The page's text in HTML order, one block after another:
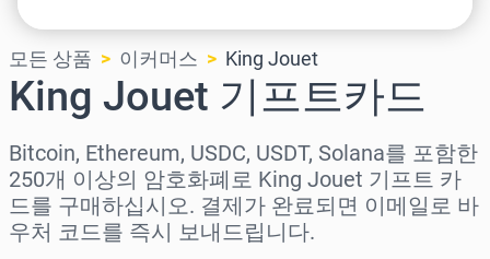
모든 상품 이커머스 King Jouet
King Jouet 기프트카드
Bitcoin, Ethereum, USDC, USDT, Solana를 포함한
250개 이상의 암호화폐로 King Jouet 기프트 카
드를 구매하십시오. 결제가 완료되면 이메일로 바
우처 코드를 즉시 보내드립니다.